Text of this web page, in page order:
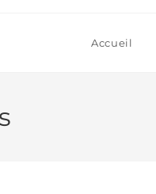
Accueil